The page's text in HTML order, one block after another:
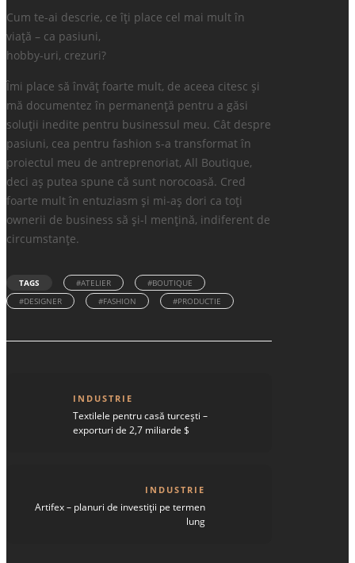
Cum te-ai descrie, ce îți place cel mai mult în
viață – ca pasiuni,
hobby-uri, crezuri?
Îmi place să învăț foarte mult, de aceea citesc și
mă documentez în permanență pentru a găsi
soluții inedite pentru businessul meu. Cât despre
pasiuni, cea pentru fashion s-a transformat în
proiectul meu de antreprenoriat, All Boutique,
deci aș putea spune că sunt norocoasă. Cred
foarte mult în entuziasm și mi-aș dori ca toți
ownerii de business să și-l mențină, indiferent de
circumstanțe.
TAGS #ATELIER
#BOUTIQUE
#DESIGNER
#FASHION #PRODUCTIE
INDUSTRIE
Textilele pentru casă turcești –
exporturi de 2,7 miliarde $
INDUSTRIE
Artifex – planuri de investiții pe termen
lung